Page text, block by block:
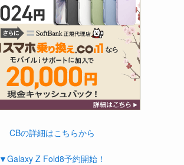
CBの詳細はこちらから
▼Galaxy Z Fold8予約開始！